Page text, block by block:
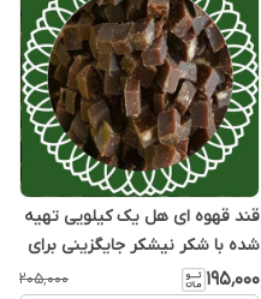
قند قهوه ای هل یک کیلویی تهیه
شده با شکر نیشکر جایگزینی برای
قند سفید خوش طعم و خوشمزه
۱۹۵٬۰۰۰ ۲۰۵٬۰۰۰